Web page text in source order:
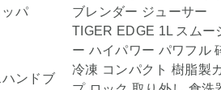
ンドブ